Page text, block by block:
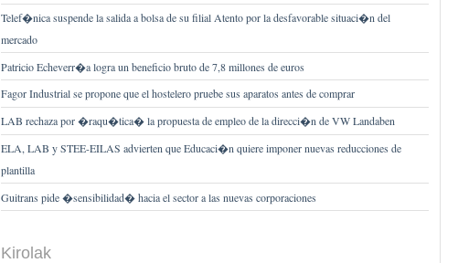
Telef�nica suspende la salida a bolsa de su filial Atento por la desfavorable situaci�n del
mercado
Patricio Echeverr�a logra un beneficio bruto de 7,8 millones de euros
Fagor Industrial se propone que el hostelero pruebe sus aparatos antes de comprar
LAB rechaza por �raqu�tica� la propuesta de empleo de la direcci�n de VW Landaben
ELA, LAB y STEE-EILAS advierten que Educaci�n quiere imponer nuevas reducciones de
plantilla
Guitrans pide �sensibilidad� hacia el sector a las nuevas corporaciones
Kirolak